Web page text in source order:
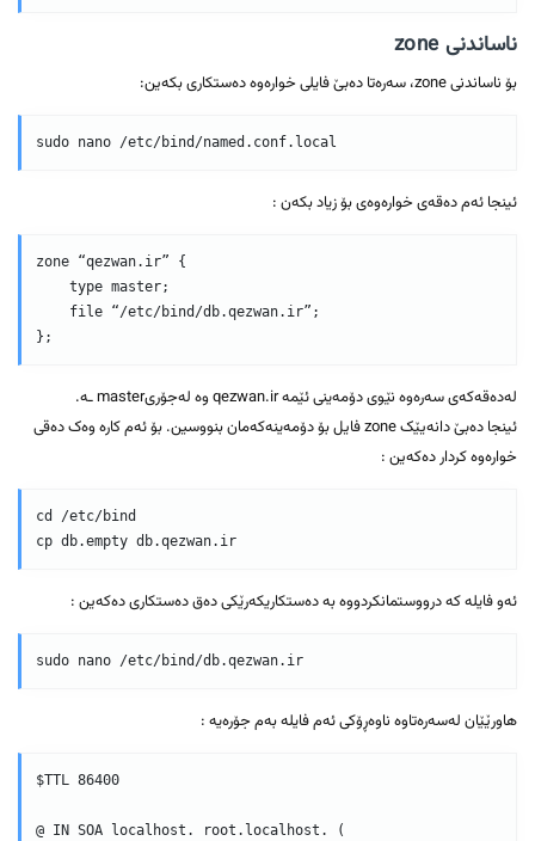
ناساندنی zone
بۆ ناساندنی zone، سەرەتا دەبێ فایلی خوارەوە دەستکاری بکەین:
ئینجا ئەم دەقەی خوارەوەی بۆ زیاد بکەن :
zone “qezwan.ir” {
    type master;
    file “/etc/bind/db.qezwan.ir”;
لەدەقەکەی سەرەوە نێوی دۆمەینی ئێمە qezwan.ir وە لەجۆریmaster ـە.
ئینجا دەبێ دانەیێک zone فایل بۆ دۆمەینەکەمان بنووسین. بۆ ئەم کارە وەک دەقی
خوارەوە کردار دەکەین :
cd /etc/bind
ئەو فایلە کە درووستمانکردووە بە دەستکاریکەرێکی دەق دەستکاری دەکەین :
هاورێێان لەسەرەتاوە ناوەڕۆکی ئەم فایلە بەم جۆرەیە :
$TTL 86400
@ IN SOA localhost. root.localhost. (